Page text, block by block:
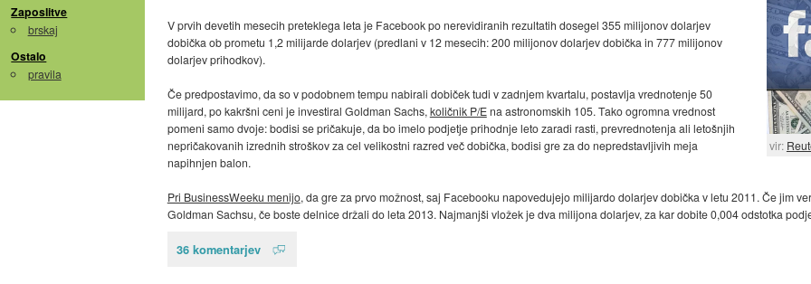
Zaposlitve
brskaj
Ostalo
pravila
vir:
V prvih devetih mesecih preteklega leta je Facebook po nerevidiranih rezultatih dosegel 355 milijonov dolarjev
dobička ob prometu 1,2 milijarde dolarjev (predlani v 12 mesecih: 200 milijonov dolarjev dobička in 777 milijonov
dolarjev prihodkov).
Če predpostavimo, da so v podobnem tempu nabirali dobiček tudi v zadnjem kvartalu, postavlja vrednotenje 50
milijard, po kakršni ceni je investiral Goldman Sachs, količnik P/Ena astronomskih 105. Tako ogromna vrednost
pomeni samo dvoje: bodisi se pričakuje, da bo imelo podjetje prihodnje leto zaradi rasti, prevrednotenja ali letošnjih
nepričakovanih izrednih stroškov za cel velikostni razred več dobička, bodisi gre za do nepredstavljivih meja
napihnjen balon.
Pri BusinessWeeku menijo, da gre za prvo možnost, saj Facebooku napovedujejo milijardo dolarjev dobička v letu 2011. Če jim
Goldman Sachsu, če boste delnice držali do leta 2013. Najmanjši vložek je dva milijona dolarjev, za kar dobite 0,004 odstotka
36 komentarjev